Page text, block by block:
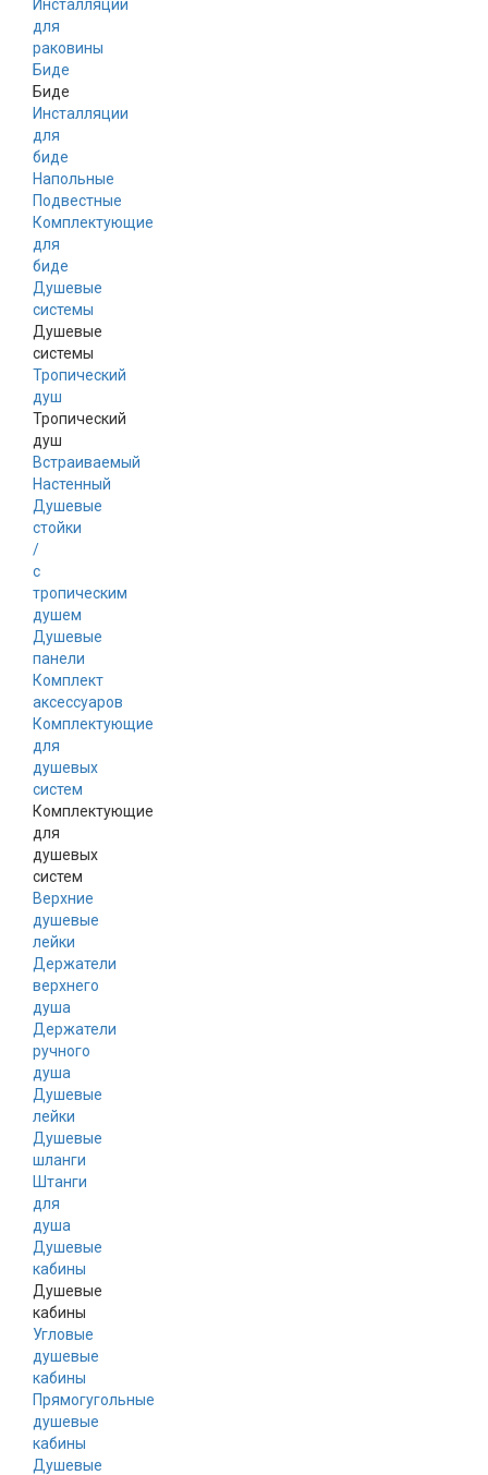
Инсталляции
для
раковины
Биде
Биде
Инсталляции
для
биде
Напольные
Подвестные
Комплектующие
для
биде
Душевые
системы
Душевые
системы
Тропический
душ
Тропический
душ
Встраиваемый
Настенный
Душевые
стойки
/
с
тропическим
душем
Душевые
панели
Комплект
аксессуаров
Комплектующие
для
душевых
систем
Комплектующие
для
душевых
систем
Верхние
душевые
лейки
Держатели
верхнего
душа
Держатели
ручного
душа
Душевые
лейки
Душевые
шланги
Штанги
для
душа
Душевые
кабины
Душевые
кабины
Угловые
душевые
кабины
Прямогугольные
душевые
кабины
Душевые